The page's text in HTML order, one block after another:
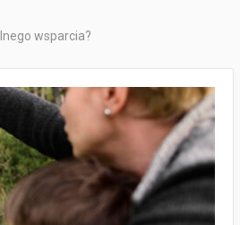
wsparcia?